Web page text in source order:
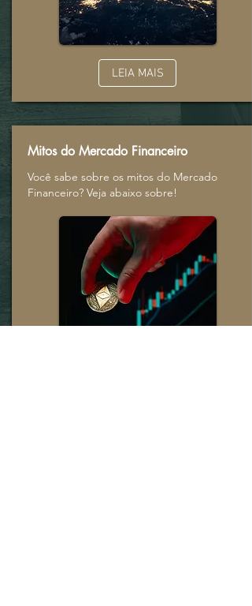
LEIA MAIS
Mitos do Mercado Financeiro
Você sabe sobre os mitos do Mercado
Financeiro? Veja abaixo sobre!